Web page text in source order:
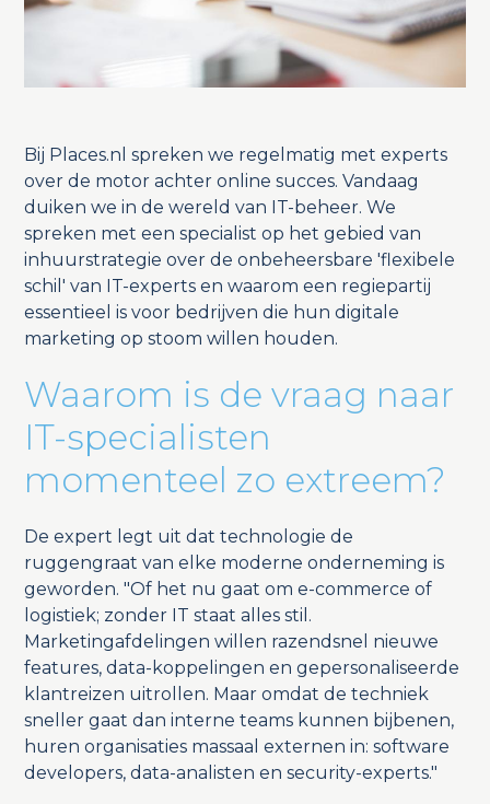
Bij Places.nl spreken we regelmatig met experts
over de motor achter online succes. Vandaag
duiken we in de wereld van IT-beheer. We
spreken met een specialist op het gebied van
inhuurstrategie over de onbeheersbare 'flexibele
schil' van IT-experts en waarom een regiepartij
essentieel is voor bedrijven die hun digitale
marketing op stoom willen houden.
Waarom is de vraag naar
IT-specialisten
momenteel zo extreem?
De expert legt uit dat technologie de
ruggengraat van elke moderne onderneming is
geworden. "Of het nu gaat om e-commerce of
logistiek; zonder IT staat alles stil.
Marketingafdelingen willen razendsnel nieuwe
features, data-koppelingen en gepersonaliseerde
klantreizen uitrollen. Maar omdat de techniek
sneller gaat dan interne teams kunnen bijbenen,
huren organisaties massaal externen in: software
developers, data-analisten en security-experts."